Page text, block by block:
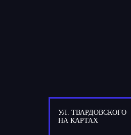
УЛ. ТВАРДОВСКОГО
НА КАРТАХ